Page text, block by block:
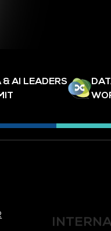
& AI LEADERS
TECH